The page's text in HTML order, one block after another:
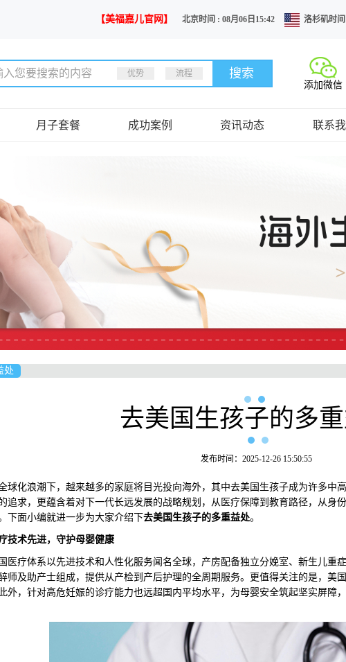
【美福嘉儿官网】 北京时间 : 08月06日15:42 洛杉矶时
优势 流程
添加微信
月子套餐 成功案例 资讯动态 联系我
处
去美国生孩子的多
发布时间：2025-12-26 15:50:55
化浪潮下，越来越多的家庭将目光投向海外，其中去美国生孩子成为许多中
追求，更蕴含着对下一代长远发展的战略规划，从医疗保障到教育路径，从身
下面小编就进一步为大家介绍下去美国生孩子的多重益处。
技术先进，守护母婴健康
疗体系以先进技术和人性化服务闻名全球，产房配备独立分娩室、新生儿重
师及助产士组成，提供从产检到产后护理的全周期服务。更值得关注的是，美
外，针对高危妊娠的诊疗能力也远超国内平均水平，为母婴安全筑起坚实屏障